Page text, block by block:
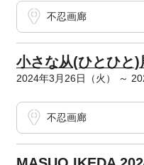
不忍画廊
小さな从(ひとひと)
2024年3月26日（火） ～
不忍画廊